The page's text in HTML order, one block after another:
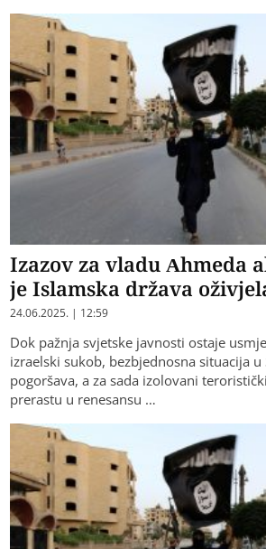
Izazov za vladu Ahmeda
je Islamska država
24.06.2025. | 12:59
Dok pažnja svjetske javnosti ostaje
izraelski sukob, bezbjednosna situacija
pogoršava, a za sada izolovani
prerastu u renesansu …